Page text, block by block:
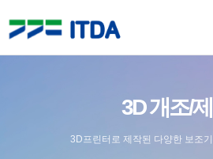
3D 개조/
3D프린터로 제작된 다양한 보조